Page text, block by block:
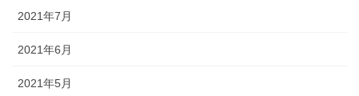
2021年7月
2021年6月
2021年5月